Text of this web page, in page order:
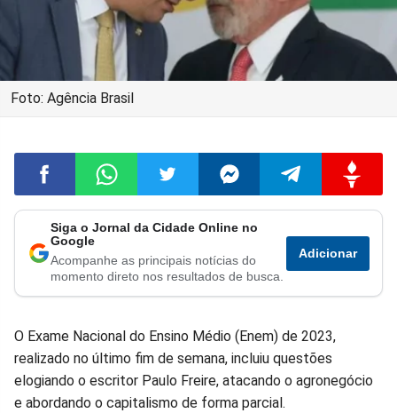
Foto: Agência Brasil
Compartilhar
no
Compartilhar
no
Compartilhar
no
Compartilhar
no
Compartilhar
no
no
Siga o Jornal da Cidade Online no
Google
Acompanhe as principais notícias do
momento direto nos resultados de busca.
Adicionar
O Exame Nacional do Ensino Médio (Enem) de 2023,
realizado no último fim de semana, incluiu questões
elogiando o escritor Paulo Freire, atacando o agronegócio
e abordando o capitalismo de forma parcial.